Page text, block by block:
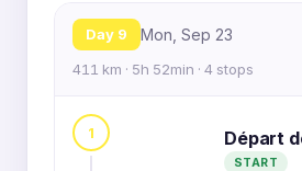
Day 9 Mon, Sep 23
411 km · 5h 52min · 4 stops
1 Départ
START